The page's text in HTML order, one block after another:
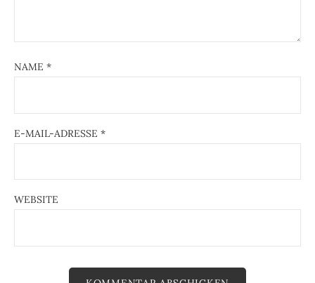
NAME *
E-MAIL-ADRESSE *
WEBSITE